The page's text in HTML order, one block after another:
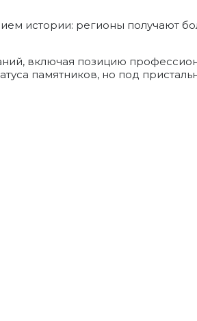
истории: регионы получают
включая позицию
памятников, но под